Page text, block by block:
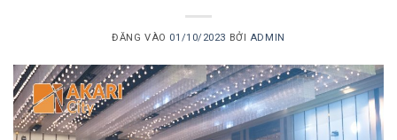
ĐĂNG VÀO 01/10/2023 BỞI ADMIN